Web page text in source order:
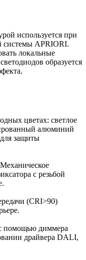
используется при
системы APRIORI.
локальные
образуется
цветах: светлое
алюминий
защиты
с резьбой
(CRI>90)
помощью диммера
драйвера DALI,